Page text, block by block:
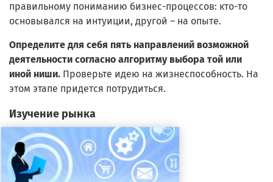
правильному пониманию бизнес-процессов: кто-то
основывался на интуиции, другой – на опыте.
Определите для себя пять направлений возможной
деятельности согласно алгоритму выбора той или
иной ниши. Проверьте идею на жизнеспособность. На
этом этапе придется потрудиться.
Изучение рынка